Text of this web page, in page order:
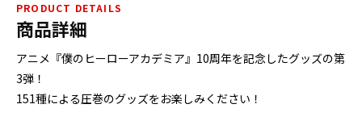
PRODUCT DETAILS
商品詳細
アニメ『僕のヒーローアカデミア』10周年を記念したグッズの第
3弾！
151種による圧巻のグッズをお楽しみください！